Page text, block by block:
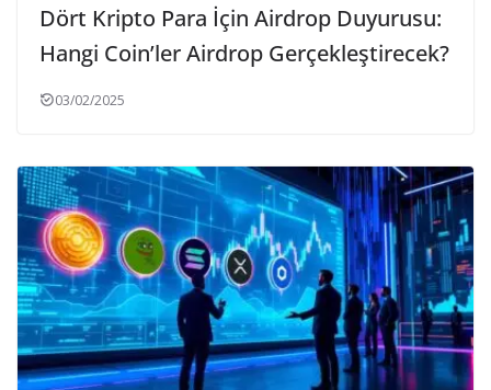
Dört Kripto Para İçin Airdrop Duyurusu:
Hangi Coin’ler Airdrop Gerçekleştirecek?
03/02/2025